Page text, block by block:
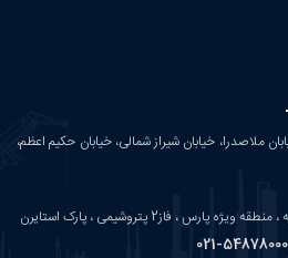
ملاصدرا، خیابان شیراز شمالی، خیابان حکیم اعظم،
پارس ، فاز2 پتروشیمی ، پارک استایرن
54878000-021